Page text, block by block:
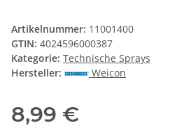
Artikelnummer: 11001400
GTIN: 4024596000387
Kategorie: Technische Sprays
Hersteller:
Weicon
8,99 €